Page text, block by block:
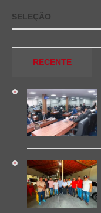
SELEÇÃO
RECENTE